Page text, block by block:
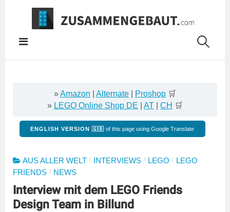
Springe
Inhalt
»Amazon Alternate Proshop 🛒
» LEGO Online Shop DE AT CH 🛒
ENGLISH VERSION 🇬🇧 of this page using Google Translate
AUS ALLER WELT / INTERVIEWS / LEGO / LEGO
FRIENDS / NEWS
Interview mit dem LEGO Friends
Design Team in Billund